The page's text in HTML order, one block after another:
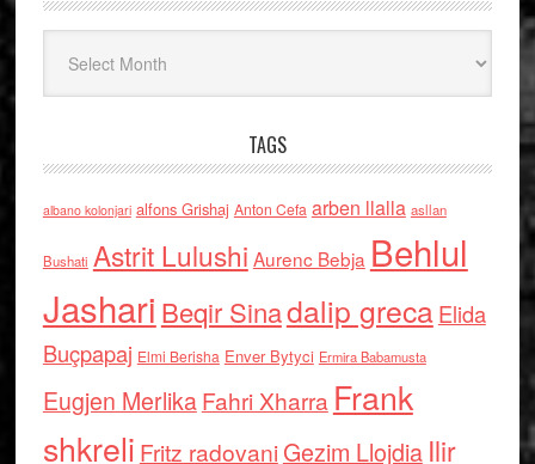
TAGS
albano kolonjari alfons Grishaj Anton Cefa arben llalla asllan
Bushati Astrit Lulushi Aurenc Bebja Behlul
Jashari Beqir Sinadalip grecaElida
Buçpapaj Elmi Berisha Enver Bytyci Ermira Babamusta
Eugjen MerlikaFahri Xharra Frank
shkreli Fritz radovaniGezim Llojdia Ilir